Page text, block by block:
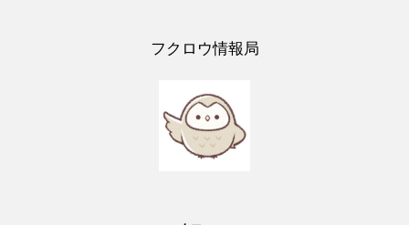
フクロウ情報局